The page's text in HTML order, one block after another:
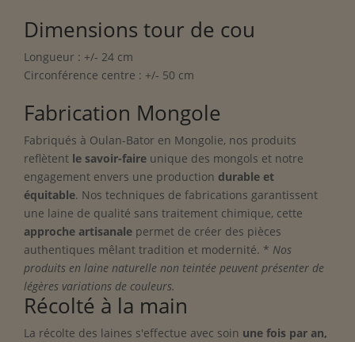
Dimensions tour de cou
Longueur : +/- 24 cm
Circonférence centre : +/- 50 cm
Fabrication Mongole
Fabriqués à Oulan-Bator en Mongolie, nos produits
reflètent le savoir-faire unique des mongols et notre
engagement envers une production durable et
équitable. Nos techniques de fabrications garantissent
une laine de qualité sans traitement chimique, cette
approche artisanale permet de créer des pièces
authentiques mêlant tradition et modernité. * Nos
produits en laine naturelle non teintée peuvent présenter de
légères variations de couleurs.
Récolté à la main
La récolte des laines s'effectue avec soin une fois par an,